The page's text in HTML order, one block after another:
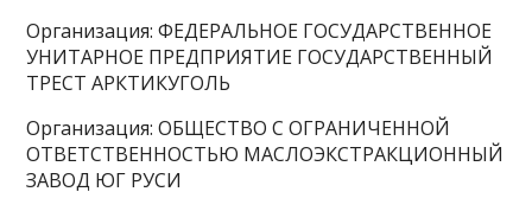
Организация: ФЕДЕРАЛЬНОЕ ГОСУДАРСТВЕННОЕ
УНИТАРНОЕ ПРЕДПРИЯТИЕ ГОСУДАРСТВЕННЫЙ
ТРЕСТ АРКТИКУГОЛЬ
Организация: ОБЩЕСТВО С ОГРАНИЧЕННОЙ
ОТВЕТСТВЕННОСТЬЮ МАСЛОЭКСТРАКЦИОННЫЙ
ЗАВОД ЮГ РУСИ